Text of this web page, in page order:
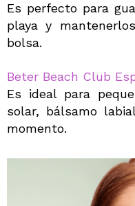
Es perfecto para
playa y
bolsa.
Beter Beach Club
Es ideal para
solar, bálsamo
momento.